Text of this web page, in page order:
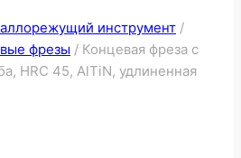
инструмент /
фрезы / Концевая фреза с
HRC 45, AlTiN, удлиненная